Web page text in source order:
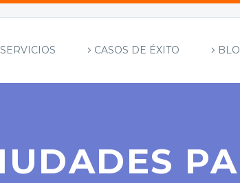
SERVICIOS CASOS DE ÉXITO